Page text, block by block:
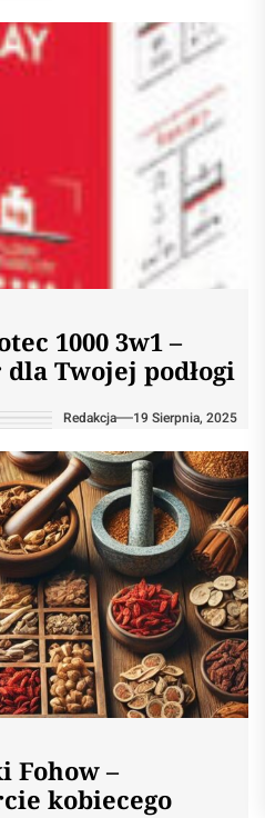
1000 3w1 –
Twojej podłogi
Redakcja 19 Sierpnia, 2025
Fohow –
kobiecego